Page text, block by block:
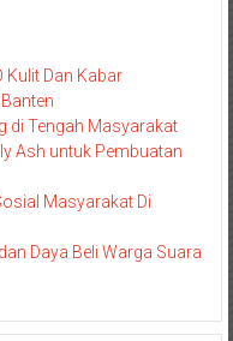
Kulit Dan Kabar
di Tengah Masyarakat
Ash untuk Pembuatan
Masyarakat Di
Daya Beli Warga Suara